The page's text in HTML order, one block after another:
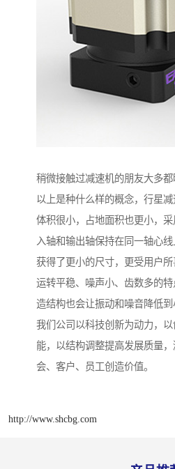
稍微接触过减速机的朋友大多
以上是种什么样的概念，行星减
体积很小，占地面积也更小，
入轴和输出轴保持在同一轴心
获得了更小的尺寸，更受用户
运转平稳、噪声小、齿数多的
造结构也会让振动和噪音降低到
我们公司以科技创新为动力，
能，以结构调整提高发展质量
会、客户、员工创造价值。
http://www.shcbg.com